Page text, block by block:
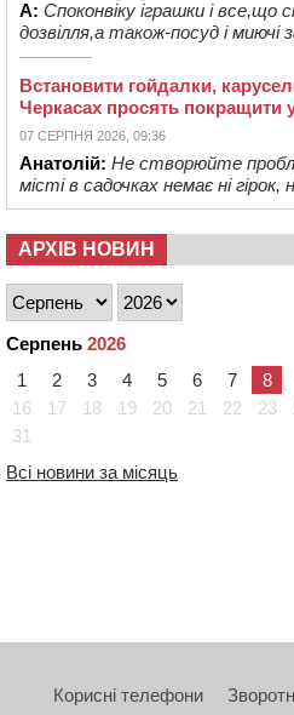
А: Споконвіку іграшки і
дозвілля,а також-посуд і миючі
Встановити гойдалки,
Черкасах просять покращити
07 СЕРПНЯ 2026, 09:36
Анатолій: Не створюйте
місті в садочках немає ні гірок,
АРХІВ НОВИН
Серпень 2026
1
2 3 4 5 6 7 8
16
17 18 19 20 21 22 23
31
Всі новини за місяць
Корисні телефони